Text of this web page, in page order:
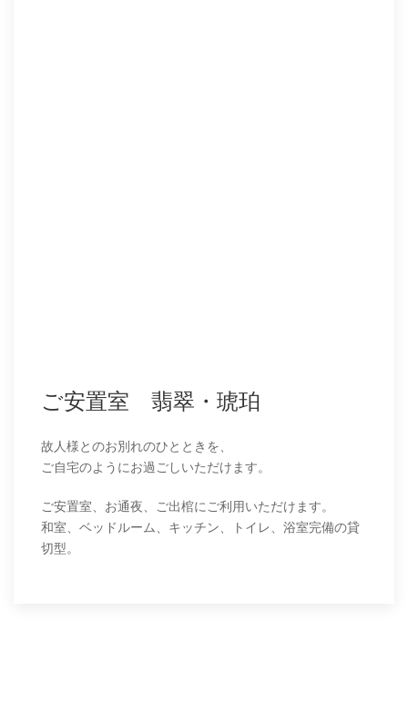
ご安置室 翡翠・琥珀
故人様とのお別れのひとときを、
ご自宅のようにお過ごしいただけます。
ご安置室、お通夜、ご出棺にご利用いただけます。
和室、ベッドルーム、キッチン、トイレ、浴室完備の貸
切型。